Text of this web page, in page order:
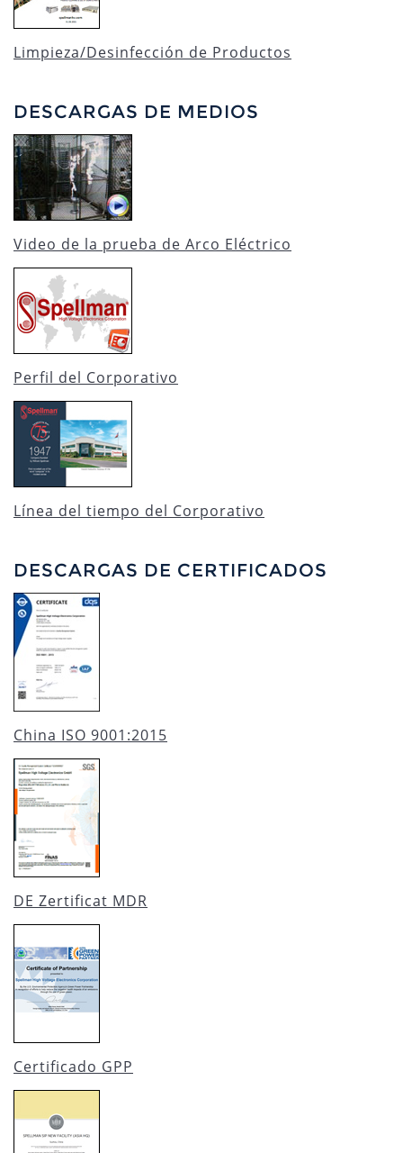
Limpieza/Desinfección de Productos
DESCARGAS DE MEDIOS
Video de la prueba de Arco Eléctrico
Perfil del Corporativo
Línea del tiempo del Corporativo
DESCARGAS DE CERTIFICADOS
China ISO 9001:2015
DE Zertificat MDR
Certificado GPP